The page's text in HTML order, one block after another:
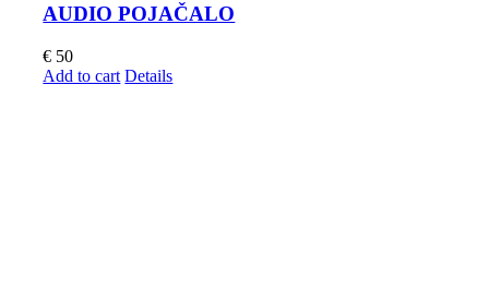
AUDIO POJAČALO
€ 50
Add to cart Details